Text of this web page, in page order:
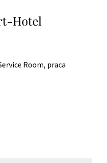
Hotel
Room, praca